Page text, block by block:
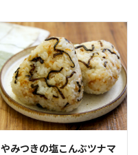
やみつきの塩こんぶツナマ